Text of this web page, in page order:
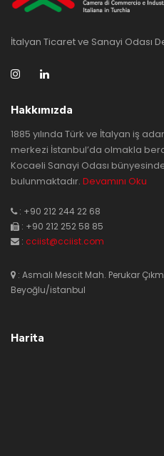
İtalyan Ticaret ve Sanayi Odası
Hakkımızda
1885 yılında Türk ve İtalyan iş
merkezi İstanbul’da olmakla
Kocaeli Sanayi Odası
bulunmaktadır. Devamını Oku
: +90 212 244 22 68
: +90 212 252 58 85
: cciist@cciist.com
: Asmalı Mescit Mah. Perukar
Beyoğlu/istanbul
Harita